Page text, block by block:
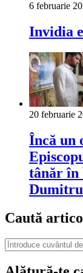
6 februarie
Invidia
20 februarie
Încă un
tânăr în
Caută